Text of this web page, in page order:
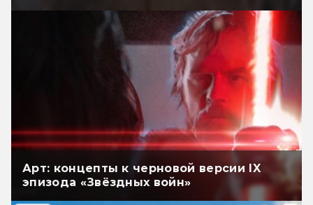
Арт: концепты к черновой версии IX
эпизода «Звёздных войн»